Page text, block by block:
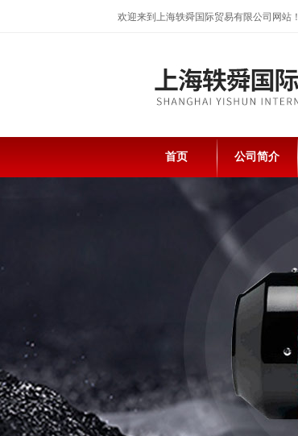
欢迎来到上海轶舜国际贸易有限公司网站！
首页 公司简介